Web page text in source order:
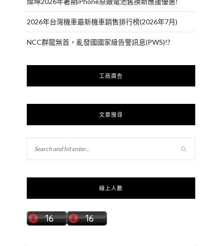
2026年台灣機車最新機車銷售排行榜(2026年7月)
NCC群龍無首，亂發國國家級告警訊息(PWS)!?
工商廣告
文章搜尋
線上人數